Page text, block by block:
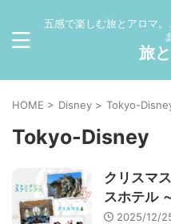
五感で楽しむ旅とアロマ
旅
HOME > Disney > Tokyo-
Tokyo-Disney
クリスマ
スホテル
2025/12/